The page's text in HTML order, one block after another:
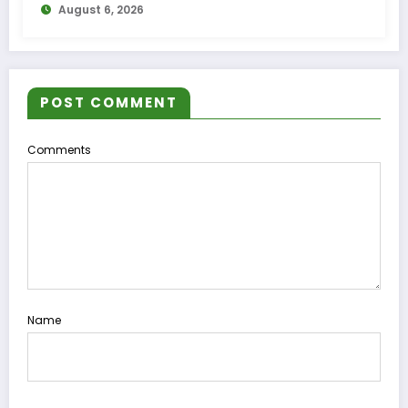
permanent
August 6, 2026
POST COMMENT
Comments
Name